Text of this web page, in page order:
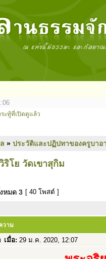
ะทู้ที่เปิดดูแล้ว
» ประวัติและปฏิปทาของครูบาอ
ริโย วัดเขาสุกิม
หมด 3 [ 40 โพสต์ ]
วาม
เมื่อ: 29 ม.ค. 2020, 12:07